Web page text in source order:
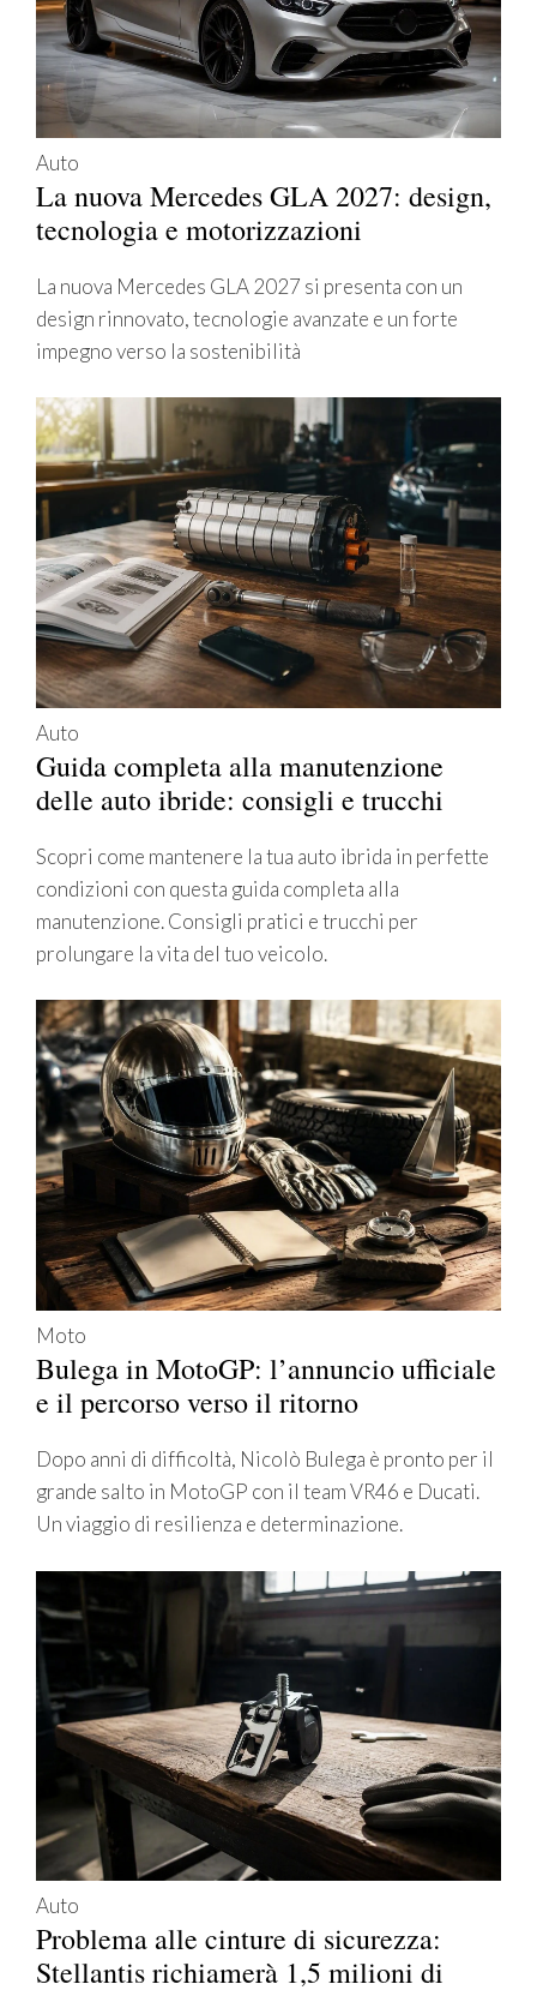
Auto
La nuova Mercedes GLA 2027: design,
tecnologia e motorizzazioni
La nuova Mercedes GLA 2027 si presenta con un
design rinnovato, tecnologie avanzate e un forte
impegno verso la sostenibilità
Auto
Guida completa alla manutenzione
delle auto ibride: consigli e trucchi
Scopri come mantenere la tua auto ibrida in perfette
condizioni con questa guida completa alla
manutenzione. Consigli pratici e trucchi per
prolungare la vita del tuo veicolo.
Moto
Bulega in MotoGP: l’annuncio ufficiale
e il percorso verso il ritorno
Dopo anni di difficoltà, Nicolò Bulega è pronto per il
grande salto in MotoGP con il team VR46 e Ducati.
Un viaggio di resilienza e determinazione.
Auto
Problema alle cinture di sicurezza:
Stellantis richiamerà 1,5 milioni di